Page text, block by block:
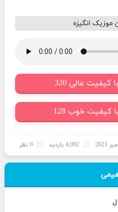
موزیک انگیزه
کیفیت عالی 320
کیفیت خوب 128
4,092 بازدید 0 نظر